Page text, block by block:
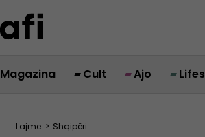
Magazina Cult Ajo
Lajme > Shqipëri